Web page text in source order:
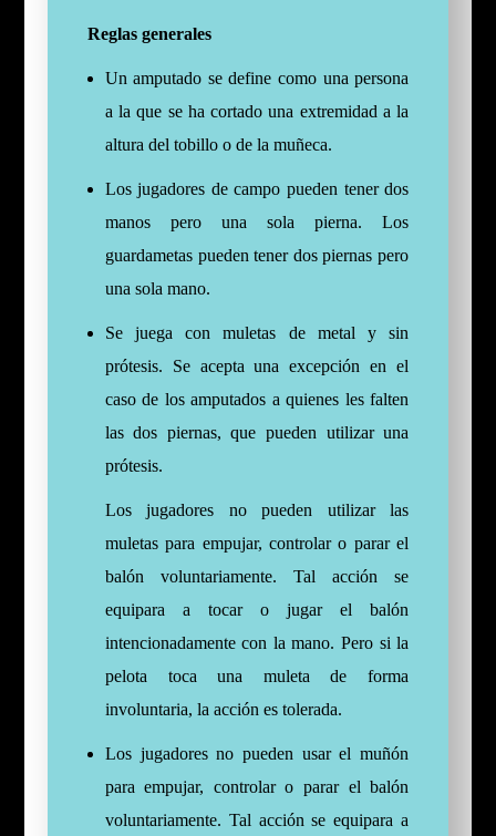
Reglas generales
Un amputado se define como una persona
a la que se ha cortado una extremidad a la
altura del tobillo o de la muñeca.
Los jugadores de campo pueden tener dos
manos pero una sola pierna. Los
guardametas pueden tener dos piernas pero
una sola mano.
Se juega con muletas de metal y sin
prótesis. Se acepta una excepción en el
caso de los amputados a quienes les falten
las dos piernas, que pueden utilizar una
prótesis.
Los jugadores no pueden utilizar las
muletas para empujar, controlar o parar el
balón voluntariamente. Tal acción se
equipara a tocar o jugar el balón
intencionadamente con la mano. Pero si la
pelota toca una muleta de forma
involuntaria, la acción es tolerada.
Los jugadores no pueden usar el muñón
para empujar, controlar o parar el balón
voluntariamente. Tal acción se equipara a